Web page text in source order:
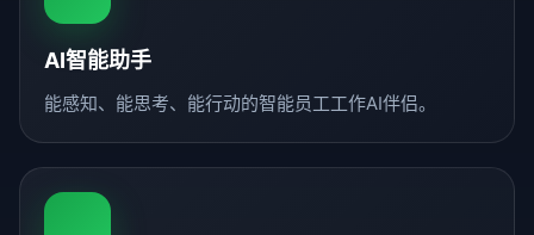
AI智能助手
能感知、能思考、能行动的智能员工工作AI伴侣。